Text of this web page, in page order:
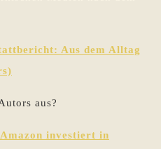
Aus dem Alltag
aus?
investiert in